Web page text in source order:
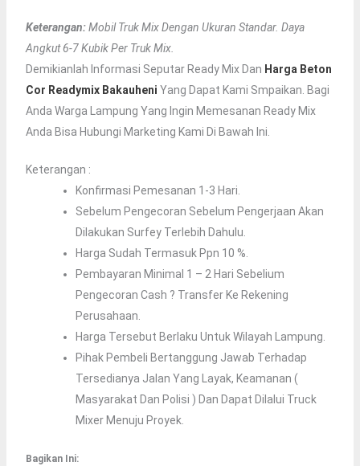
Keterangan:Mobil Truk Mix Dengan Ukuran Standar. Daya
Angkut 6-7 Kubik Per Truk Mix.
Demikianlah Informasi Seputar Ready Mix Dan Harga Beton
Cor Readymix Bakauheni Yang Dapat Kami Smpaikan. Bagi
Anda Warga Lampung Yang Ingin Memesanan Ready Mix
Anda Bisa Hubungi Marketing Kami Di Bawah Ini.
Keterangan :
Konfirmasi Pemesanan 1-3 Hari.
Sebelum Pengecoran Sebelum Pengerjaan Akan
Dilakukan Surfey Terlebih Dahulu.
Harga Sudah Termasuk Ppn 10 %.
Pembayaran Minimal 1 – 2 Hari Sebelium
Pengecoran Cash ? Transfer Ke Rekening
Perusahaan.
Harga Tersebut Berlaku Untuk Wilayah Lampung.
Pihak Pembeli Bertanggung Jawab Terhadap
Tersedianya Jalan Yang Layak, Keamanan (
Masyarakat Dan Polisi ) Dan Dapat Dilalui Truck
Mixer Menuju Proyek.
Bagikan Ini: